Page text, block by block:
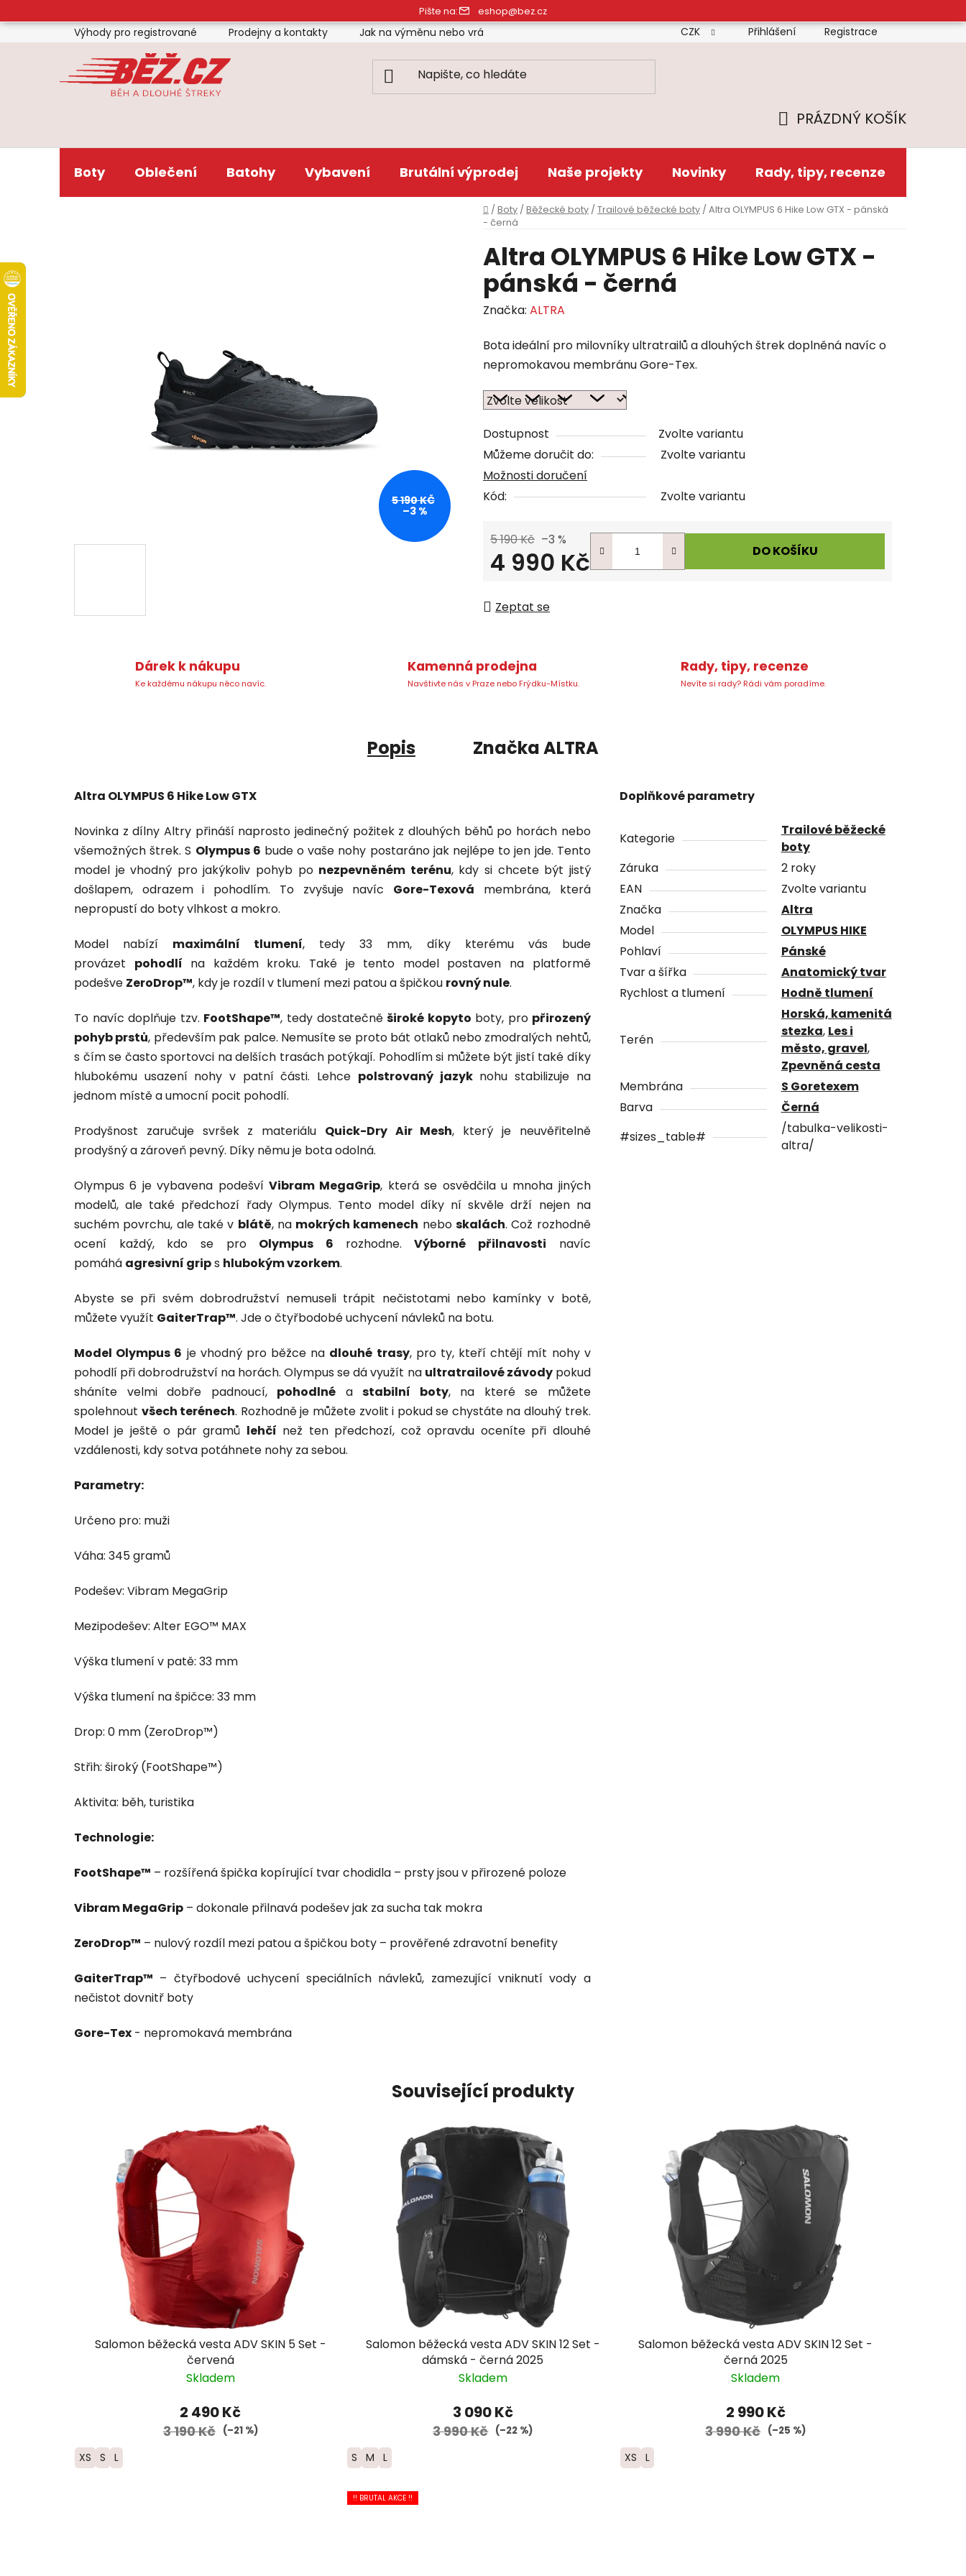
na
obsah
Pište na: eshop@bez.cz
Výhody pro registrované Prodejny a kontakty Jak na výměnu nebo vrácení zboží Doprava Platba Reklamační řád
CZK Přihlášení Registrace
KOŠÍK
PRÁZDNÝ KOŠÍK
Boty Oblečení Batohy Vybavení Brutální výprodej Naše projekty Novinky Rady, tipy, recenze
Domů
/ Boty / Běžecké boty / Trailové běžecké boty / Altra OLYMPUS 6 Hike Low GTX - pánská
- černá
Altra OLYMPUS 6 Hike Low GTX -
pánská - černá
Značka: ALTRA
Bota ideální pro milovníky ultratrailů a dlouhých štrek doplněná navíc o
nepromokavou membránu Gore-Tex.
Dostupnost
Zvolte variantu
Můžeme doručit do:
Zvolte variantu
Možnosti doručení
Kód:
Zvolte variantu
5 190 Kč –3 %
4 990 Kč DO KOŠÍKU
Zeptat se
5 190 KČ
–3 %
Dárek k nákupu
Ke každému nákupu něco navíc.
Kamenná prodejna
Navštivte nás v Praze nebo Frýdku-Místku.
Rady, tipy, recenze
Nevíte si rady? Rádi vám poradíme.
Popis ZnačkaALTRA
Altra OLYMPUS 6 Hike Low GTX
Novinka z dílny Altry přináší naprosto jedinečný požitek z dlouhých běhů po horách nebo
všemožných štrek. S Olympus 6 bude o vaše nohy postaráno jak nejlépe to jen jde. Tento
model je vhodný pro jakýkoliv pohyb po nezpevněném terénu, kdy si chcete být jistý
došlapem, odrazem i pohodlím. To zvyšuje navíc Gore-Texová membrána, která
nepropustí do boty vlhkost a mokro.
Model nabízí maximální tlumení, tedy 33 mm, díky kterému vás bude
provázet
pohodlí na každém kroku. Také je tento model postaven na platformě
podešve ZeroDrop™, kdy je rozdíl v tlumení mezi patou a špičkou rovný nule.
To navíc doplňuje tzv. FootShape™, tedy dostatečně široké kopyto boty, pro přirozený
pohyb prstů, především pak palce. Nemusíte se proto bát otlaků nebo zmodralých nehtů,
s čím se často sportovci na delších trasách potýkají. Pohodlím si můžete být jistí také díky
hlubokému usazení nohy v patní části. Lehce polstrovaný jazyk nohu stabilizuje na
jednom místě a umocní pocit pohodlí.
Prodyšnost zaručuje svršek z materiálu Quick-Dry Air Mesh, který je neuvěřitelně
prodyšný a zároveň pevný. Díky němu je bota odolná.
Olympus 6 je vybavena podešví Vibram MegaGrip, která se osvědčila u mnoha jiných
modelů, ale také předchozí řady Olympus. Tento model díky ní skvěle drží nejen na
suchém povrchu, ale také v blátě, na mokrých kamenech nebo skalách. Což rozhodně
ocení každý, kdo se pro Olympus 6 rozhodne. Výborné přilnavosti
navíc
pomáhá agresivní grips hlubokým vzorkem.
Abyste se při svém dobrodružství nemuseli trápit nečistotami nebo kamínky v botě,
můžete využít GaiterTrap™. Jde o čtyřbodobé uchycení návleků na botu.
Model Olympus 6 je vhodný pro běžce na dlouhé trasy, pro ty, kteří chtějí mít nohy v
pohodlí při dobrodružství na horách. Olympus se dá využít na ultratrailové závodypokud
sháníte velmi dobře padnoucí,
pohodlné a stabilní boty, na které se můžete
spolehnout všech terénech. Rozhodně je můžete zvolit i pokud se chystáte na dlouhý trek.
Model je ještě o pár gramů lehčí než ten předchozí, což opravdu oceníte při dlouhé
vzdálenosti, kdy sotva potáhnete nohy za sebou.
Parametry:
Určeno pro: muži
Váha: 345 gramů
Podešev: Vibram MegaGrip
Mezipodešev: Alter EGO™ MAX
Výška tlumení v patě: 33 mm
Výška tlumení na špičce: 33 mm
Drop: 0 mm (ZeroDrop™)
Střih: široký (FootShape™)
Aktivita: běh, turistika
Technologie:
FootShape™ – rozšířená špička kopírující tvar chodidla – prsty jsou v přirozené poloze
Vibram MegaGrip – dokonale přilnavá podešev jak za sucha tak mokra
ZeroDrop™ – nulový rozdíl mezi patou a špičkou boty – prověřené zdravotní benefity
GaiterTrap™ – čtyřbodové uchycení speciálních návleků, zamezující vniknutí vody a
nečistot dovnitř boty
Gore-Tex - nepromokavá membrána
Doplňkové parametry
Kategorie
Trailové běžecké
boty
Záruka
2 roky
EAN
Zvolte variantu
Značka
Altra
Model
OLYMPUS HIKE
Pohlaví
Pánské
Tvar a šířka
Anatomický tvar
Rychlost a tlumení
Hodně tlumení
Terén
Horská, kamenitá
stezka, Les i
město, gravel,
Zpevněná cesta
Membrána
S Goretexem
Barva
Černá
#sizes_table#
/tabulka-velikosti-
altra/
Související produkty
Salomon běžecká vesta ADV SKIN 5 Set -
červená
Skladem
2 490 Kč
3 190 Kč (–21 %)
XS S L
Salomon běžecká vesta ADV SKIN 12 Set -
dámská - černá 2025
Skladem
3 090 Kč
3 990 Kč (–22 %)
S M L
Salomon běžecká vesta ADV SKIN 12 Set -
černá 2025
Skladem
2 990 Kč
3 990 Kč (–25 %)
XS L
!! BRUTAL AKCE !!